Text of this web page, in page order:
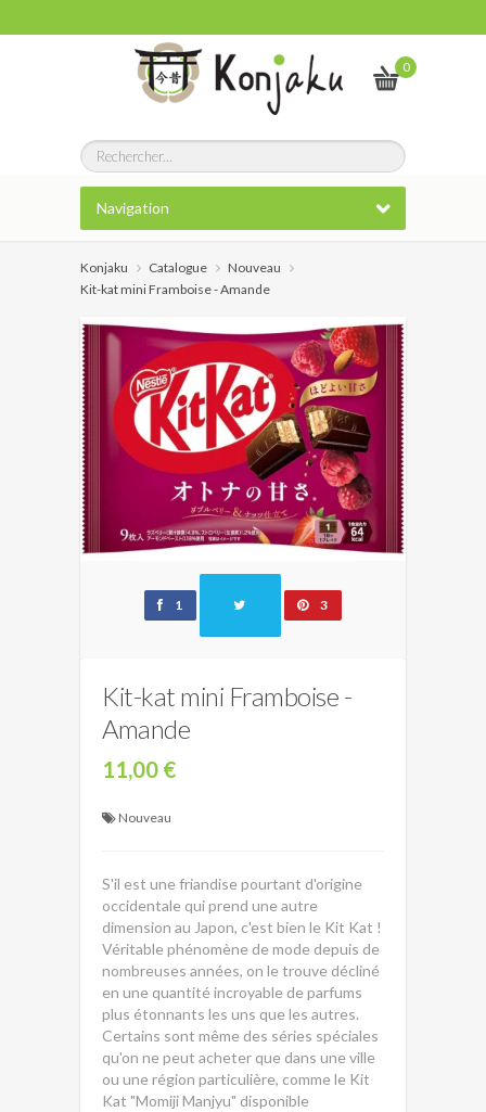
0
Navigation
Konjaku Catalogue
Nouveau
Kit-kat mini Framboise - Amande
1 3
Kit-kat mini Framboise -
Amande
11,00 €
Nouveau
S'il est une friandise pourtant d'origine
occidentale qui prend une autre
dimension au Japon, c'est bien le Kit Kat !
Véritable phénomène de mode depuis de
nombreuses années, on le trouve décliné
en une quantité incroyable de parfums
plus étonnants les uns que les autres.
Certains sont même des séries spéciales
qu'on ne peut acheter que dans une ville
ou une région particulière, comme le Kit
Kat "Momiji Manjyu" disponible